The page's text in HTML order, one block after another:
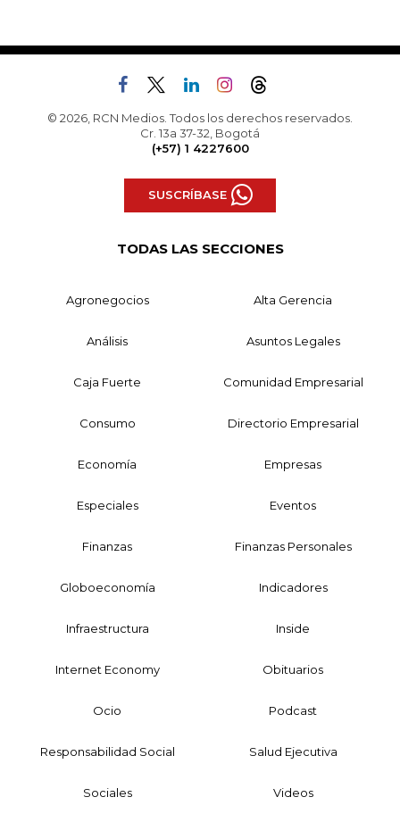
© 2026, RCN Medios. Todos los derechos reservados.
Cr. 13a 37-32, Bogotá
(+57) 1 4227600
SUSCRÍBASE
TODAS LAS SECCIONES
Agronegocios Alta Gerencia
Análisis Asuntos Legales
Caja Fuerte Comunidad Empresarial
Consumo Directorio Empresarial
Economía Empresas
Especiales Eventos
Finanzas Finanzas Personales
Globoeconomía Indicadores
Infraestructura Inside
Internet Economy Obituarios
Ocio Podcast
Responsabilidad Social Salud Ejecutiva
Sociales Videos